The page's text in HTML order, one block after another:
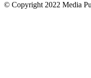
© Copyright 2022 Media